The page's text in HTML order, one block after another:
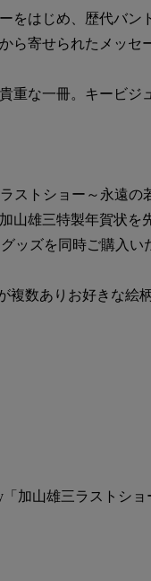
をはじめ、歴代バン
ら寄せられたメッセ
重な一冊。キービジ
ストショー～永遠
山雄三特製年賀状を
ッズを同時ご購入い
複数ありお好きな絵
「加山雄三ラストシ